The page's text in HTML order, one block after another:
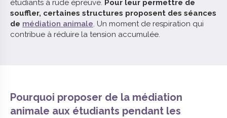
étudiants à rude épreuve. Pour leur permettre de
souffler, certaines structures proposent des séances
de médiation animale. Un moment de respiration qui
contribue à réduire la tension accumulée.
Pourquoi proposer de la médiation
animale aux étudiants pendant les